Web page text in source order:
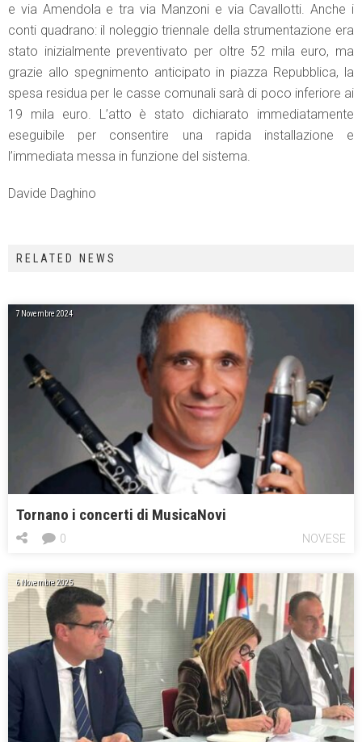
e via Amendola e tra via Manzoni e via Cavallotti. Anche i
conti quadrano: il noleggio triennale della strumentazione era
stato inizialmente preventivato per oltre 52 mila euro, ma
grazie allo spegnimento anticipato in piazza Repubblica, la
spesa residua per le casse comunali sarà di poco inferiore ai
19 mila euro. L’atto è stato dichiarato immediatamente
eseguibile per consentire una rapida installazione e
l’immediata messa in funzione del sistema.
Davide Daghino
RELATED NEWS
7 Novembre 2024
Tornano i concerti di MusicaNovi
NOVESE
0
6 Novembre 2025